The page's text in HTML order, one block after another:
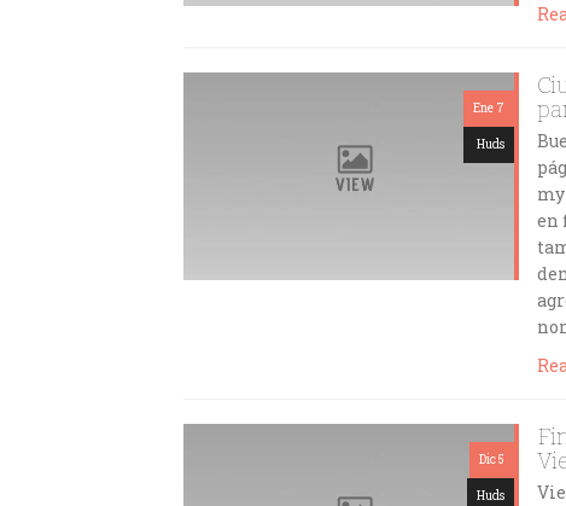
Ene 7
Huds
en
Dic 5
Huds